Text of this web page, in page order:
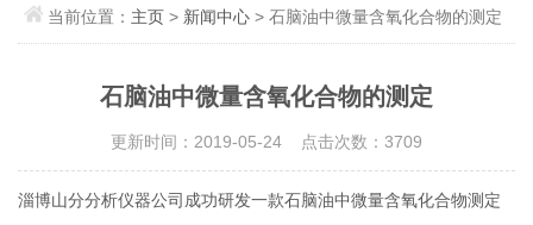
当前位置： 主页 > 新闻中心 > 石脑油中微量含氧化合物的测定
石脑油中微量含氧化合物的测定
更新时间：2019-05-24 点击次数：3709
淄博山分分析仪器公司成功研发一款石脑油中微量含氧化合物测定